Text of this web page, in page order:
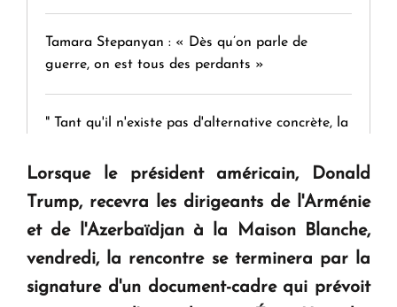
Tamara Stepanyan : « Dès qu’on parle de
guerre, on est tous des perdants »
" Tant qu'il n'existe pas d'alternative concrète, la
KASA : 30 ans d'audace, de résilience et d'avenir
en Arménie
Le premier hôtel Hyatt Regency d'Arménie
Lorsque le président américain, Donald
Trump, recevra les dirigeants de l'Arménie
et de l'Azerbaïdjan à la Maison Blanche,
vendredi, la rencontre se terminera par la
signature d'un document-cadre qui prévoit